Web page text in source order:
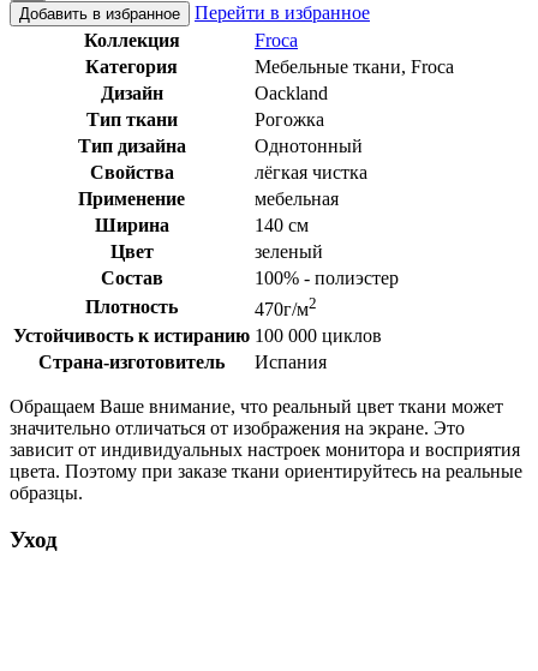
Добавить в избранное
Перейти в избранное
Коллекция
Froca
Категория
Мебельные ткани, Froca
Дизайн
Oackland
Тип ткани
Рогожка
Тип дизайна
Однотонный
Свойства
лёгкая чистка
Применение
мебельная
Ширина
140 см
Цвет
зеленый
Состав
100% - полиэстер
Плотность
470г/м2
Устойчивость к истиранию 100 000 циклов
Страна-изготовитель
Испания
Обращаем Ваше внимание, что реальный цвет ткани может
значительно отличаться от изображения на экране. Это
зависит от индивидуальных настроек монитора и восприятия
цвета. Поэтому при заказе ткани ориентируйтесь на реальные
образцы.
Уход